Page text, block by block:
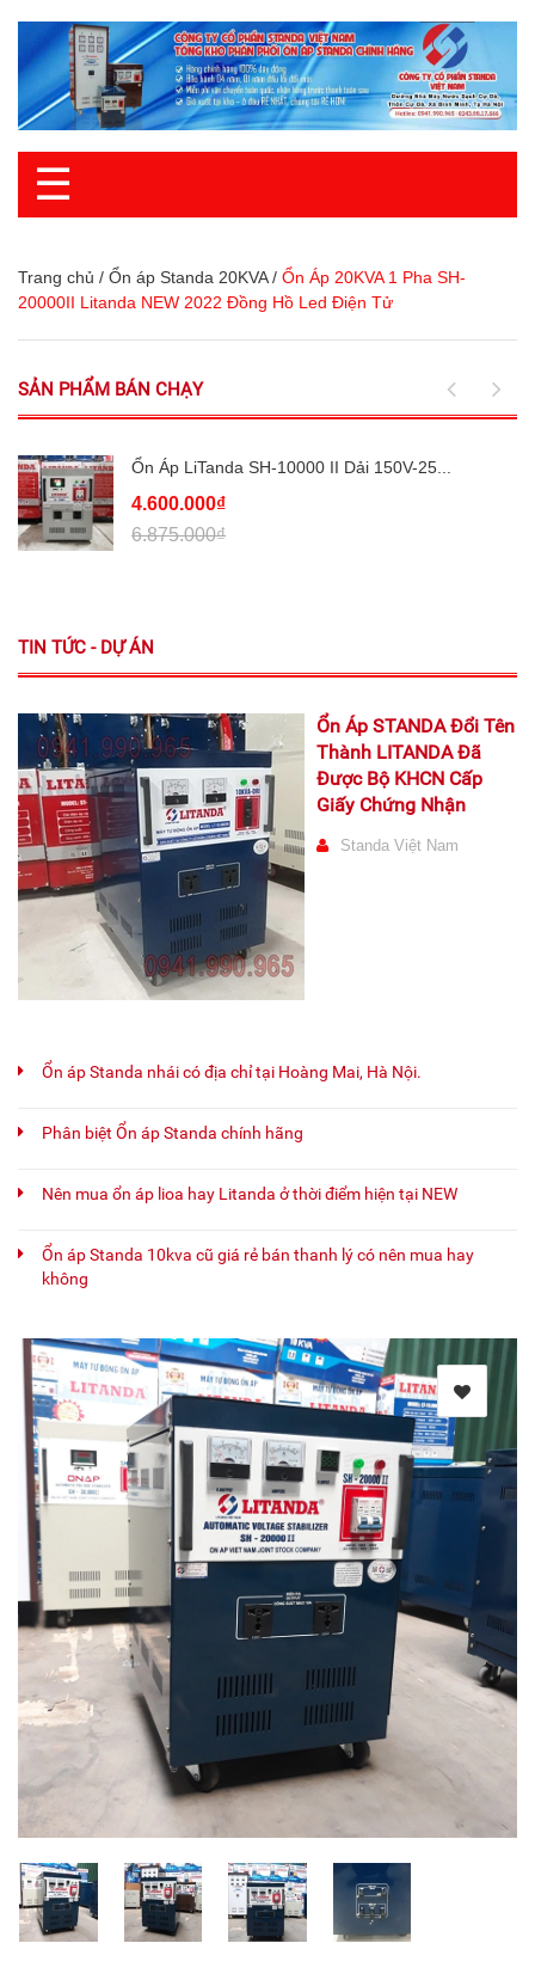
☰
Trang chủ / Ổn áp Standa 20KVA / Ổn Áp 20KVA 1 Pha SH-
20000II Litanda NEW 2022 Đồng Hồ Led Điện Tử
SẢN PHẨM BÁN CHẠY
Ổn Áp LiTanda SH-10000 II Dải 150V-25...
4.600.000₫
6.875.000₫
TIN TỨC - DỰ ÁN
Ổn Áp STANDA Đổi Tên
Thành LITANDA Đã
Được Bộ KHCN Cấp
Giấy Chứng Nhận
Standa Việt Nam
Ổn áp Standa nhái có địa chỉ tại Hoàng Mai, Hà Nội.
Phân biệt Ổn áp Standa chính hãng
Nên mua ổn áp lioa hay Litanda ở thời điểm hiện tại NEW
Ổn áp Standa 10kva cũ giá rẻ bán thanh lý có nên mua hay
không